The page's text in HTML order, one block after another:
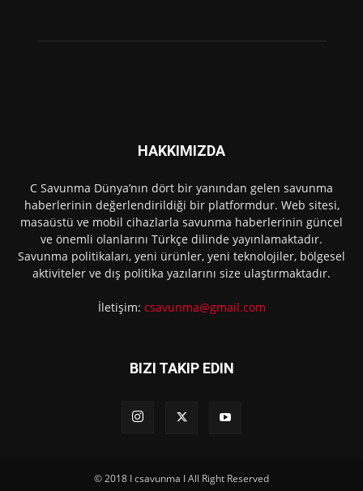
HAKKIMIZDA
C Savunma Dünya’nın dört bir yanından gelen savunma
haberlerinin değerlendirildiği bir platformdur. Web sitesi,
masaüstü ve mobil cihazlarla savunma haberlerinin güncel
ve önemli olanlarını Türkçe dilinde yayınlamaktadır.
Savunma politikaları, yeni ürünler, yeni teknolojiler, bölgesel
aktiviteler ve dış politika yazılarını size ulaştırmaktadır.
İletişim: csavunma@gmail.com
BIZI TAKIP EDIN
© 2018 I csavunma I All Right Reserved